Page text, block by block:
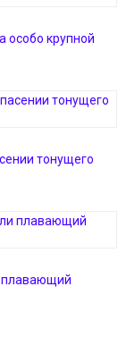
особо крупной
тонущего
плавающий